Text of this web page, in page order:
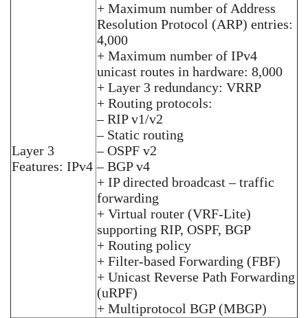
Layer 3
Features: IPv4
+ Maximum number of Address
Resolution Protocol (ARP) entries:
4,000
+ Maximum number of IPv4
unicast routes in hardware: 8,000
+ Layer 3 redundancy: VRRP
+ Routing protocols:
– RIP v1/v2
– Static routing
– OSPF v2
– BGP v4
+ IP directed broadcast – traffic
forwarding
+ Virtual router (VRF-Lite)
supporting RIP, OSPF, BGP
+ Routing policy
+ Filter-based Forwarding (FBF)
+ Unicast Reverse Path Forwarding
(uRPF)
+ Multiprotocol BGP (MBGP)